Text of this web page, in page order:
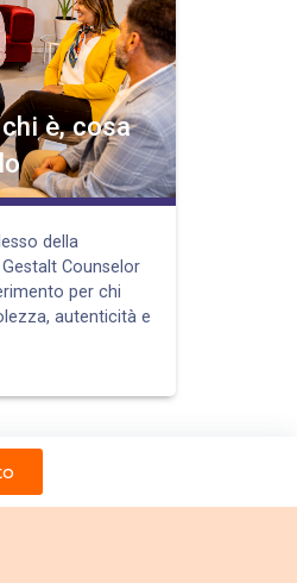
è, cosa
della
Counselor
per chi
autenticità e